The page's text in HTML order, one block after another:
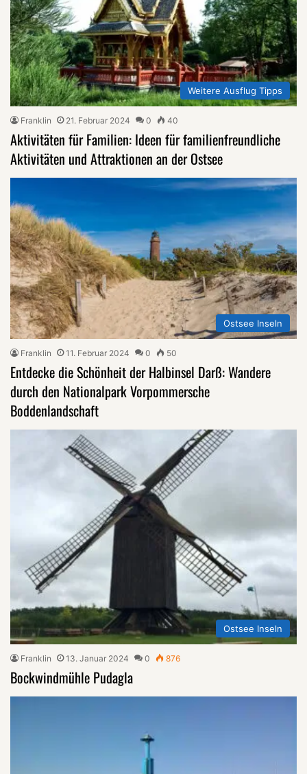
Weitere Ausflug Tipps
Franklin 21. Februar 2024 0 40
Aktivitäten für Familien: Ideen für familienfreundliche
Aktivitäten und Attraktionen an der Ostsee
Ostsee Inseln
Franklin 11. Februar 2024 0 50
Entdecke die Schönheit der Halbinsel Darß: Wandere
durch den Nationalpark Vorpommersche
Boddenlandschaft
Ostsee Inseln
Franklin 13. Januar 2024 0 876
Bockwindmühle Pudagla